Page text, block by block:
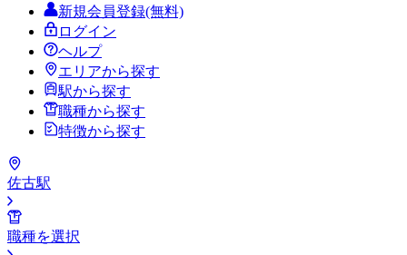
新規会員登録(無料)
ログイン
ヘルプ
エリアから探す
駅から探す
職種から探す
特徴から探す
佐古駅
職種を選択